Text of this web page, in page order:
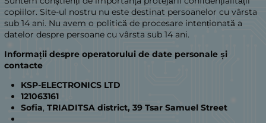
copiilor. Site-ul nostru nu este destinat persoanelor cu vârsta
sub 14 ani. Nu avem o politică de procesare intenționată a
datelor despre persoane cu vârsta sub 14 ani.
Informații despre operatorului de date personale și
contacte
KSP-ELECTRONICS LTD
121063161
Sofia, TRIADITSA district, 39 Tsar Samuel Street